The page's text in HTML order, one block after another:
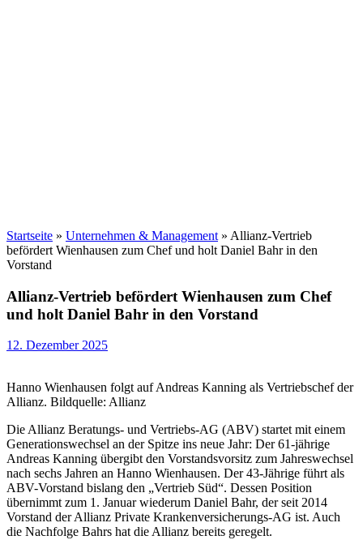
Startseite » Unternehmen & Management » Allianz-Vertrieb
befördert Wienhausen zum Chef und holt Daniel Bahr in den
Vorstand
Allianz-Vertrieb befördert Wienhausen zum Chef
und holt Daniel Bahr in den Vorstand
12. Dezember 2025
Hanno Wienhausen folgt auf Andreas Kanning als Vertriebschef der
Allianz. Bildquelle: Allianz
Die Allianz Beratungs- und Vertriebs-AG (ABV) startet mit einem
Generationswechsel an der Spitze ins neue Jahr: Der 61-jährige
Andreas Kanning übergibt den Vorstandsvorsitz zum Jahreswechsel
nach sechs Jahren an Hanno Wienhausen. Der 43-Jährige führt als
ABV-Vorstand bislang den „Vertrieb Süd“. Dessen Position
übernimmt zum 1. Januar wiederum Daniel Bahr, der seit 2014
Vorstand der Allianz Private Krankenversicherungs-AG ist. Auch
die Nachfolge Bahrs hat die Allianz bereits geregelt.